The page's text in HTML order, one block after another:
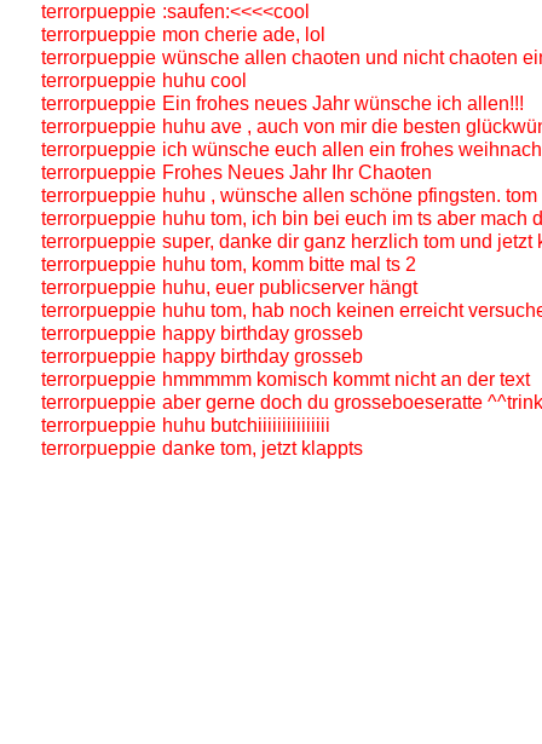
terrorpueppie :saufen:<<<<cool
terrorpueppie mon cherie ade, lol
terrorpueppie wünsche allen chaoten und nicht chaoten
terrorpueppie huhu cool
terrorpueppie Ein frohes neues Jahr wünsche ich allen!!!
terrorpueppie huhu ave , auch von mir die besten
terrorpueppie ich wünsche euch allen ein frohes
terrorpueppie Frohes Neues Jahr Ihr Chaoten
terrorpueppie huhu , wünsche allen schöne pfingsten.
terrorpueppie huhu tom, ich bin bei euch im ts aber mach
terrorpueppie super, danke dir ganz herzlich tom und
terrorpueppie huhu tom, komm bitte mal ts 2
terrorpueppie huhu, euer publicserver hängt
terrorpueppie huhu tom, hab noch keinen erreicht
terrorpueppie happy birthday grosseb
terrorpueppie happy birthday grosseb
terrorpueppie hmmmmm komisch kommt nicht an der text
terrorpueppie aber gerne doch du grosseboeseratte
terrorpueppie huhu butchiiiiiiiiiiiiiii
terrorpueppie danke tom, jetzt klappts